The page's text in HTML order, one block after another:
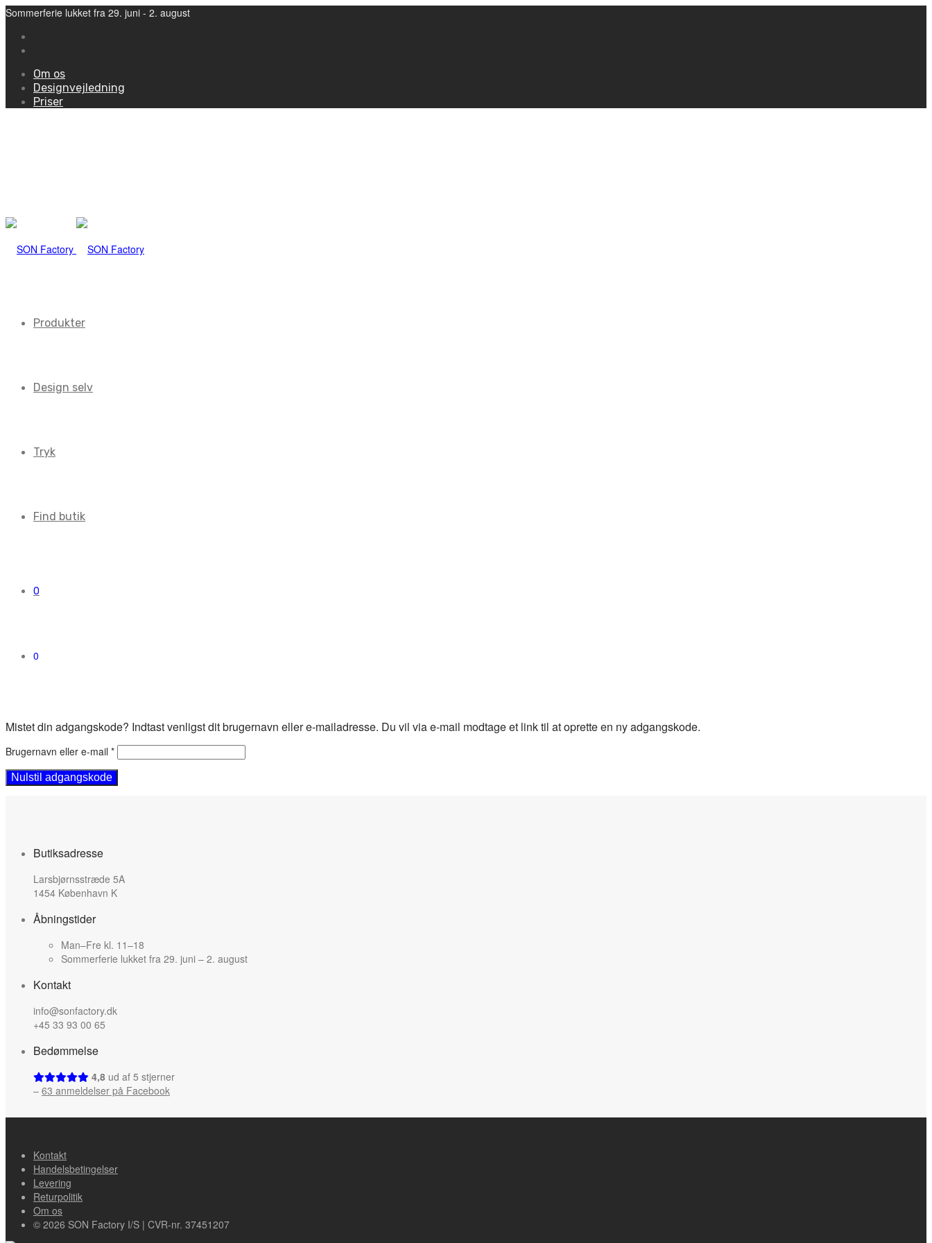
Sommerferie lukket fra 29. juni - 2. august
Om os
Designvejledning
Priser
Produkter
Design selv
Tryk
Find butik
0
0
Mistet din adgangskode? Indtast venligst dit brugernavn eller e-mailadresse. Du vil via e-mail modtage et link til at oprette en ny adgangskode.
Brugernavn eller e-mail *Påkrævet
Nulstil adgangskode
Butiksadresse
Larsbjørnsstræde 5A
1454 København K
Åbningstider
Man–Fre kl. 11–18
Sommerferie lukket fra 29. juni – 2. august
Kontakt
info@sonfactory.dk
+45 33 93 00 65
Bedømmelse
4,8 ud af 5 stjerner
– 63 anmeldelser på Facebook
Kontakt
Handelsbetingelser
Levering
Returpolitik
Om os
© 2026 SON Factory I/S | CVR-nr. 37451207